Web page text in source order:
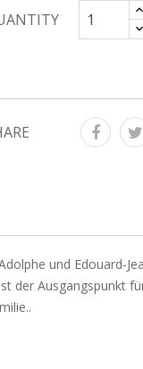
und Edouard-
der Ausgangspunkt